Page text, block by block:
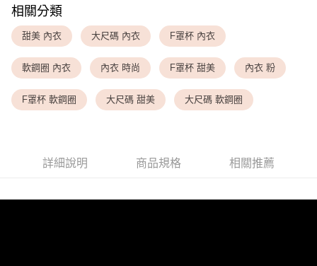
付款後全家取貨
每筆NT$80，滿NT$1,500(含以上)免運費
每筆NT$9,999
<無合作配送請勿選取>付款後萊爾富取貨
每筆NT$80，滿NT$1,500(含以上)免運費
相關分類
甜美 內衣 大尺碼 內衣 F罩杯 內衣
軟鋼圈 內衣 內衣 時尚 F罩杯 甜美 內衣 粉
F罩杯 軟鋼圈 大尺碼 甜美 大尺碼 軟鋼圈
詳細說明 商品規格 相關推薦